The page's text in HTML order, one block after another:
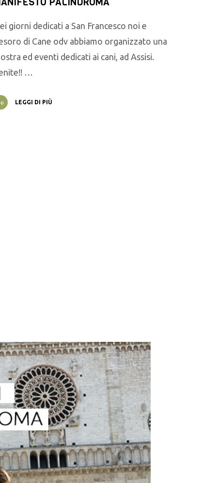
giorni dedicati a San Francesco noi e
di Cane odv abbiamo organizzato una
ed eventi dedicati ai cani, ad Assisi.
…
LEGGI DI PIÙ